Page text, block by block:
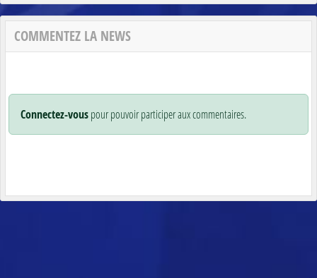
COMMENTEZ LA NEWS
Connectez-vouspour pouvoir participer aux commentaires.